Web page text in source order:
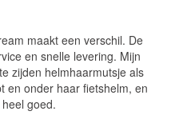
maakt een verschil. De
en snelle levering. Mijn
zijden helmhaarmutsje als
en onder haar fietshelm, en
goed.